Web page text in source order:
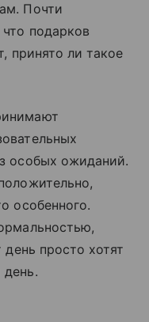
Почти
подарков
принято ли такое
особых ожиданий.
особенного.
день просто хотят
день.